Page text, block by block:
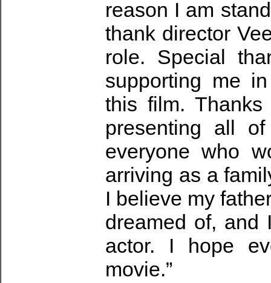
reason I am
thank director
role. Special
supporting me
this film.
presenting all
everyone who
arriving as a
I believe my
dreamed of, and
actor. I hope
movie.”